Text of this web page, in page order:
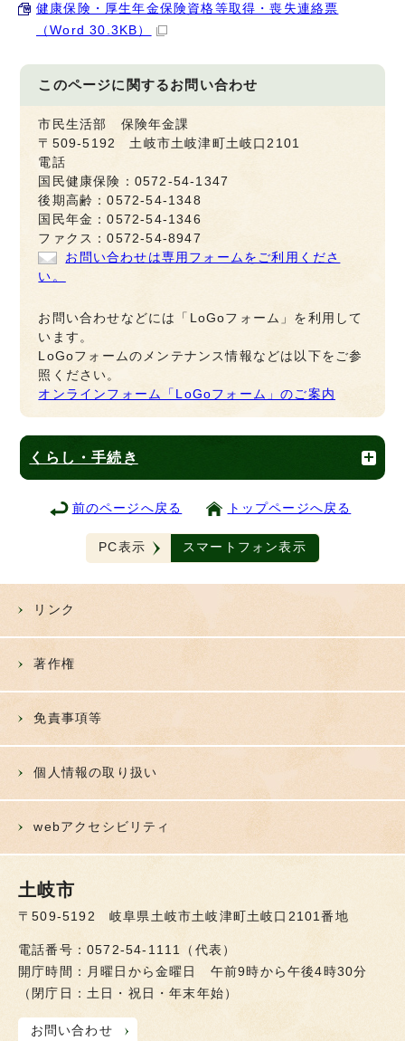
健康保険・厚生年金保険資格等取得・喪失連絡票
（Word 30.3KB）
このページに関するお問い合わせ
市民生活部 保険年金課
〒509-5192 土岐市土岐津町土岐口2101
電話
国民健康保険：0572-54-1347
後期高齢：0572-54-1348
国民年金：0572-54-1346
ファクス：0572-54-8947
お問い合わせは専用フォームをご利用くださ
い。
お問い合わせなどには「LoGoフォーム」を利用して
います。
LoGoフォームのメンテナンス情報などは以下をご参
照ください。
オンラインフォーム「LoGoフォーム」のご案内
くらし・手続き
前のページへ戻る トップページへ戻る
PC表示 スマートフォン表示
リンク
著作権
免責事項等
個人情報の取り扱い
webアクセシビリティ
土岐市
〒509-5192 岐阜県土岐市土岐津町土岐口2101番地
電話番号：0572-54-1111（代表）
開庁時間：月曜日から金曜日 午前9時から午後4時30分
（閉庁日：土日・祝日・年末年始）
お問い合わせ